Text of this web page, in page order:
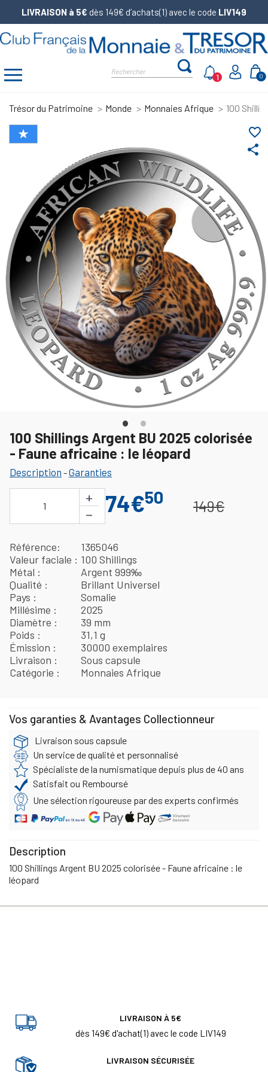
LIVRAISON à 5€ dès 149€ d’achats(1) avec le code LIV149
0
1
Trésor du Patrimoine Monde Monnaies Afrique 100
share
favorite_border
100 Shillings Argent BU 2025 colorisée
- Faune africaine : le léopard
Description -Garanties
1
+
−
74€50 149€
Référence
1365046
Valeur faciale
100 Shillings
Métal
Argent 999‰
Qualité
Brillant Universel
Pays
Somalie
Millésime
2025
Diamètre
39 mm
Poids
31,1 g
Émission
30000 exemplaires
Livraison
Sous capsule
Catégorie
Monnaies Afrique
Vos garanties & Avantages Collectionneur
Livraison sous capsule
Un service de qualité et personnalisé
Spécialiste de la numismatique depuis plus de 40 ans
Satisfait ou Remboursé
Une sélection rigoureuse par des experts confirmés
Description
100 Shillings Argent BU 2025 colorisée - Faune africaine : le
léopard
LIVRAISON À 5€
dès 149€ d'achat(1) avec le code LIV149
LIVRAISON SÉCURISÉE